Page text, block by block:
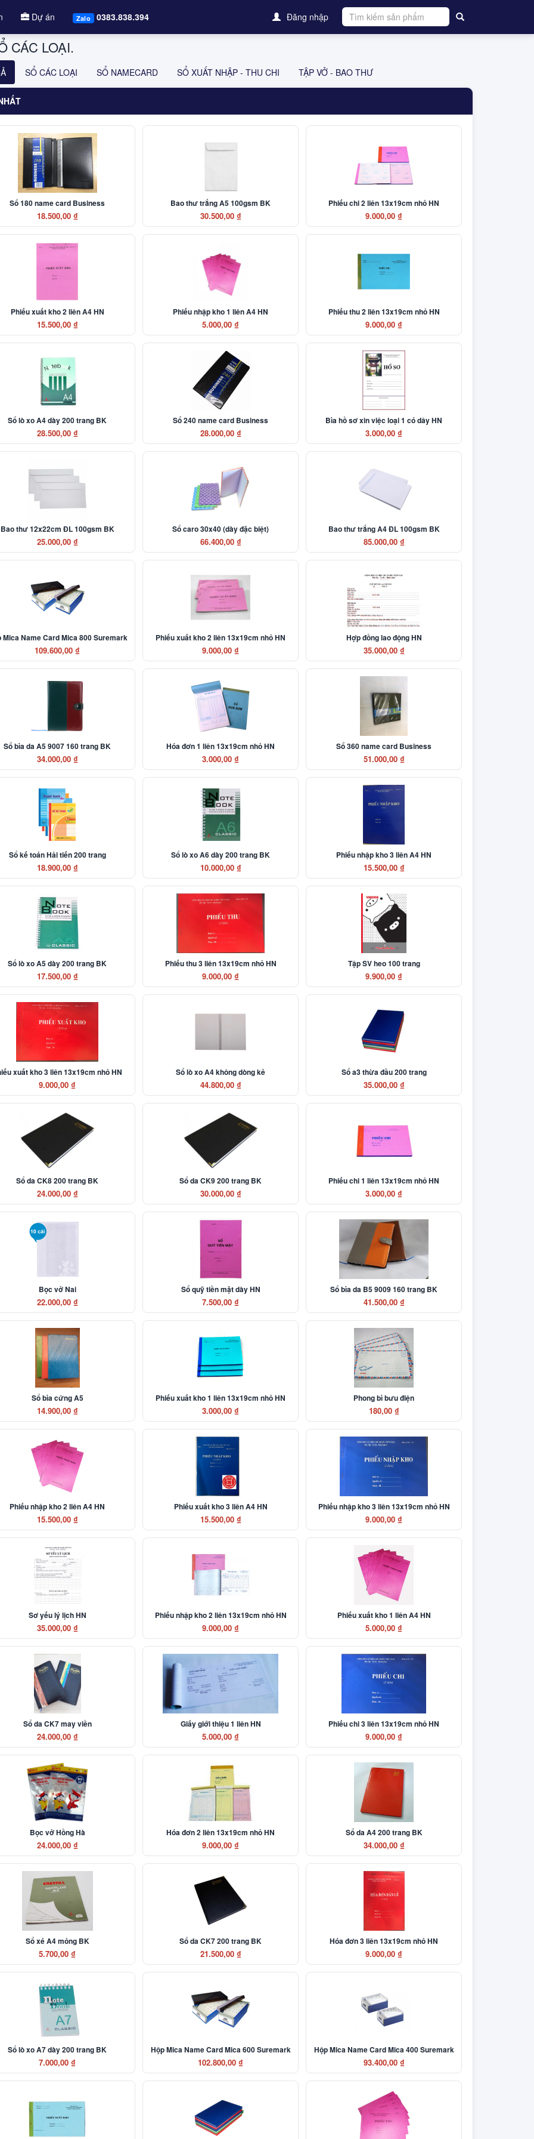
Dự án Zalo 0383.838.394 Đăng nhập
CÁC LOẠI.
SỔ CÁC LOẠI SỔ NAMECARD SỔ XUẤT NHẬP - THU CHI TẬP VỞ - BAO THƯ
Sổ 180 name card Business
18.500,00 ₫
Bao thư trắng A5 100gsm BK
30.500,00 ₫
Phiếu chi 2 liên 13x19cm nhỏ HN
9.000,00 ₫
Phiếu xuất kho 2 liên A4 HN
15.500,00 ₫
Phiếu nhập kho 1 liên A4 HN
5.000,00 ₫
Phiếu thu 2 liên 13x19cm nhỏ HN
9.000,00 ₫
Sổ lò xo A4 dày 200 trang BK
28.500,00 ₫
Sổ 240 name card Business
28.000,00 ₫
Bìa hồ sơ xin việc loại 1 có dây HN
3.000,00 ₫
Bao thư 12x22cm ĐL 100gsm BK
25.000,00 ₫
Sổ caro 30x40 (dày đặc biệt)
66.400,00 ₫
Bao thư trắng A4 ĐL 100gsm BK
85.000,00 ₫
Mica Name Card Mica 800 Suremark
109.600,00 ₫
Phiếu xuất kho 2 liên 13x19cm nhỏ HN
9.000,00 ₫
Hợp đồng lao động HN
35.000,00 ₫
Sổ bìa da A5 9007 160 trang BK
34.000,00 ₫
Hóa đơn 1 liên 13x19cm nhỏ HN
3.000,00 ₫
Sổ 360 name card Business
51.000,00 ₫
Sổ kế toán Hải tiến 200 trang
18.900,00 ₫
Sổ lò xo A6 dày 200 trang BK
10.000,00 ₫
Phiếu nhập kho 3 liên A4 HN
15.500,00 ₫
Sổ lò xo A5 dày 200 trang BK
17.500,00 ₫
Phiếu thu 3 liên 13x19cm nhỏ HN
9.000,00 ₫
Tập SV heo 100 trang
9.900,00 ₫
xuất kho 3 liên 13x19cm nhỏ HN
9.000,00 ₫
Sổ lò xo A4 không dòng kẻ
44.800,00 ₫
Sổ a3 thừa đầu 200 trang
35.000,00 ₫
Sổ da CK8 200 trang BK
24.000,00 ₫
Sổ da CK9 200 trang BK
30.000,00 ₫
Phiếu chi 1 liên 13x19cm nhỏ HN
3.000,00 ₫
Bọc vở Nai
22.000,00 ₫
Sổ quỹ tiền mặt dày HN
7.500,00 ₫
Sổ bìa da B5 9009 160 trang BK
41.500,00 ₫
Sổ bìa cứng A5
14.900,00 ₫
Phiếu xuất kho 1 liên 13x19cm nhỏ HN
3.000,00 ₫
Phong bì bưu điện
180,00 ₫
Phiếu nhập kho 2 liên A4 HN
15.500,00 ₫
Phiếu xuất kho 3 liên A4 HN
15.500,00 ₫
Phiếu nhập kho 3 liên 13x19cm nhỏ HN
9.000,00 ₫
Sơ yếu lý lịch HN
35.000,00 ₫
Phiếu nhập kho 2 liên 13x19cm nhỏ HN
9.000,00 ₫
Phiếu xuất kho 1 liên A4 HN
5.000,00 ₫
Sổ da CK7 may viền
24.000,00 ₫
Giấy giới thiệu 1 liên HN
5.000,00 ₫
Phiếu chi 3 liên 13x19cm nhỏ HN
9.000,00 ₫
Bọc vở Hồng Hà
24.000,00 ₫
Hóa đơn 2 liên 13x19cm nhỏ HN
9.000,00 ₫
Sổ da A4 200 trang BK
34.000,00 ₫
Sổ xé A4 mỏng BK
5.700,00 ₫
Sổ da CK7 200 trang BK
21.500,00 ₫
Hóa đơn 3 liên 13x19cm nhỏ HN
9.000,00 ₫
Sổ lò xo A7 dày 200 trang BK
7.000,00 ₫
Hộp Mica Name Card Mica 600 Suremark
102.800,00 ₫
Hộp Mica Name Card Mica 400 Suremark
93.400,00 ₫